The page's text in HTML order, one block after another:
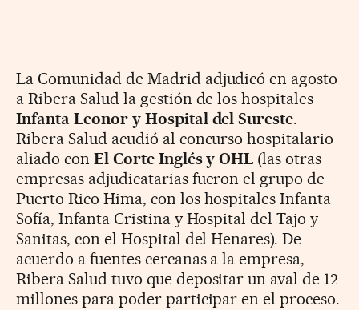
La Comunidad de Madrid adjudicó en agosto
a Ribera Salud la gestión de los hospitales
Infanta Leonor y Hospital del Sureste.
Ribera Salud acudió al concurso hospitalario
aliado con El Corte Inglés y OHL (las otras
empresas adjudicatarias fueron el grupo de
Puerto Rico Hima, con los hospitales Infanta
Sofía, Infanta Cristina y Hospital del Tajo y
Sanitas, con el Hospital del Henares). De
acuerdo a fuentes cercanas a la empresa,
Ribera Salud tuvo que depositar un aval de 12
millones para poder participar en el proceso.